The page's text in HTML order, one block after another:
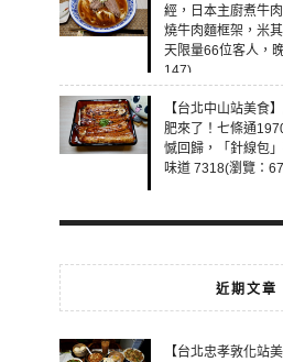
經，日本主廚煮牛
燒牛肉麵框架，米
天限量66位客人，
147)
【台北中山站美食
肥來了！七條通
憾回歸，「針線包
味道 7318(瀏覽：
近期文章
【台北忠孝敦化站